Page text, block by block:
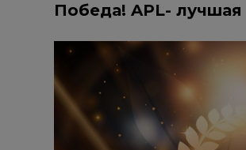
Победа! APL-